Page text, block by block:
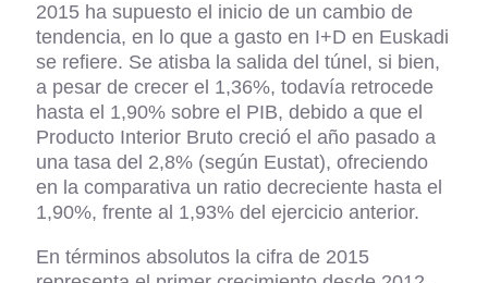
2015 ha supuesto el inicio de un cambio de
tendencia, en lo que a gasto en I+D en Euskadi
se refiere. Se atisba la salida del túnel, si bien,
a pesar de crecer el 1,36%, todavía retrocede
hasta el 1,90% sobre el PIB, debido a que el
Producto Interior Bruto creció el año pasado a
una tasa del 2,8% (según Eustat), ofreciendo
en la comparativa un ratio decreciente hasta el
1,90%, frente al 1,93% del ejercicio anterior.
En términos absolutos la cifra de 2015